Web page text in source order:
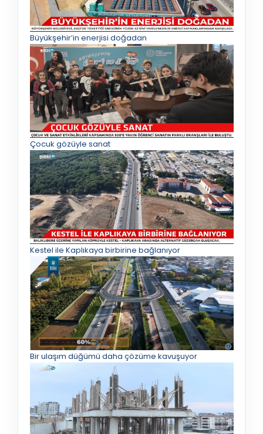
Büyükşehir’in enerjisi doğadan
Çocuk gözüyle sanat
Kestel ile Kaplıkaya birbirine bağlanıyor
Bir ulaşım düğümü daha çözüme kavuşuyor